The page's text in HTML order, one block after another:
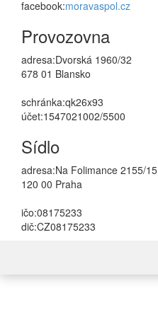
facebook:moravaspol.cz
Provozovna
adresa:Dvorská 1960/32
678 01 Blansko
schránka:qk26x93
účet:1547021002/5500
Sídlo
adresa:Na Folimance 2155/15
120 00 Praha
ičo:08175233
dič:CZ08175233